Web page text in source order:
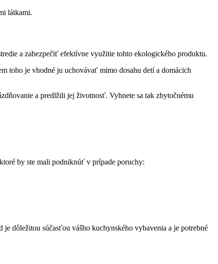
látkami.
a zabezpečiť efektívne využitie tohto ekologického produktu.
toho je vhodné ju uchovávať mimo dosahu detí a domácich
a predlžili jej životnosť. Vyhnete sa tak zbytočnému
by ste mali podniknúť v prípade poruchy:
dôležitou súčasťou vášho kuchynského vybavenia a je potrebné